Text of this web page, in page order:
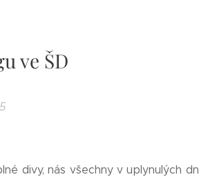
ve ŠD
divy, nás všechny v uplynulých